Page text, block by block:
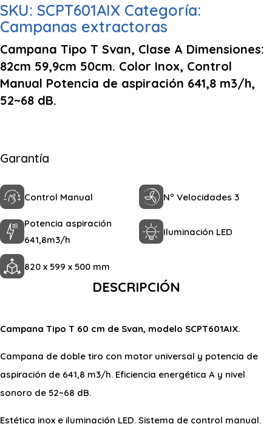
SKU: SCPT601AIX Categoría:
Campanas extractoras
Campana Tipo T Svan, Clase A Dimensiones:
82cm 59,9cm 50cm. Color Inox, Control
Manual Potencia de aspiración 641,8 m3/h,
52~68 dB.
Garantía
Control Manual Nº Velocidades 3
Potencia aspiración
641,8m3/h
Iluminación LED
820 x 599 x 500 mm
DESCRIPCIÓN
Campana Tipo T 60 cm de Svan, modelo SCPT601AIX.
Campana de doble tiro con motor universal y potencia de
aspiración de 641,8 m3/h. Eficiencia energética A y nivel
sonoro de 52~68 dB.
Estética inox e iluminación LED. Sistema de control manual.